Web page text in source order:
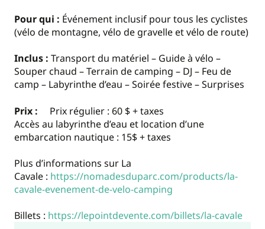
Pour qui : Événement inclusif pour tous les cyclistes
(vélo de montagne, vélo de gravelle et vélo de route)
Inclus : Transport du matériel – Guide à vélo –
Souper chaud – Terrain de camping – DJ – Feu de
camp – Labyrinthe d’eau – Soirée festive – Surprises
Prix : Prix régulier : 60 $ + taxes
Accès au labyrinthe d’eau et location d’une
embarcation nautique : 15$ + taxes
Plus d’informations sur La
Cavale : https://nomadesduparc.com/products/la-
cavale-evenement-de-velo-camping
Billets : https://lepointdevente.com/billets/la-cavale